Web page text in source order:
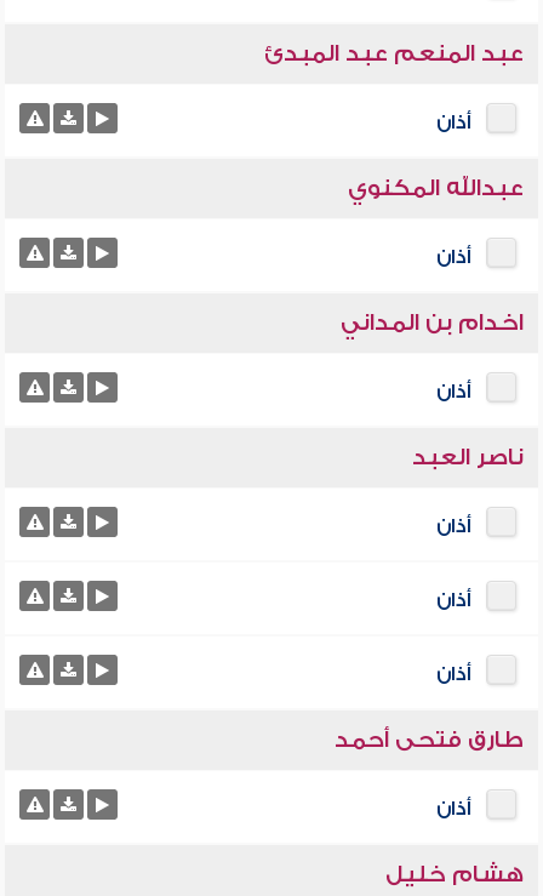
عبد المنعم عبد المبدئ
أذان
عبدالله المكنوي
أذان
اخدام بن المداني
أذان
ناصر العبد
أذان
أذان
أذان
طارق فتحى أحمد
أذان
هشام خليل